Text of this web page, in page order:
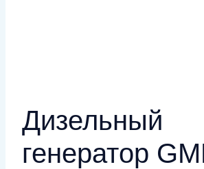
Дизельный
генератор